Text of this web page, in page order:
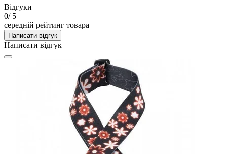
Відгуки
0/ 5
середній рейтинг товара
Написати відгук
Написати відгук